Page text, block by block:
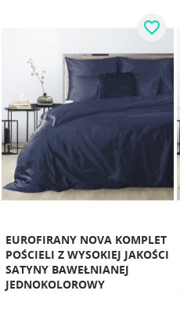
EUROFIRANY NOVA KOMPLET
POŚCIELI Z WYSOKIEJ JAKOŚCI
SATYNY BAWEŁNIANEJ
JEDNOKOLOROWY
favorite_border